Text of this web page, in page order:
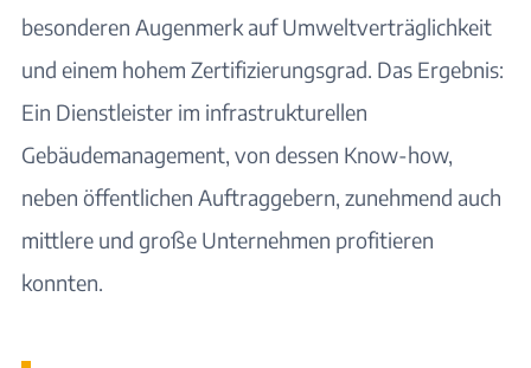
besonderen Augenmerk auf Umweltverträglichkeit
und einem hohem Zertifizierungsgrad. Das Ergebnis:
Ein Dienstleister im infrastrukturellen
Gebäudemanagement, von dessen Know-how,
neben öffentlichen Auftraggebern, zunehmend auch
mittlere und große Unternehmen profitieren
konnten.